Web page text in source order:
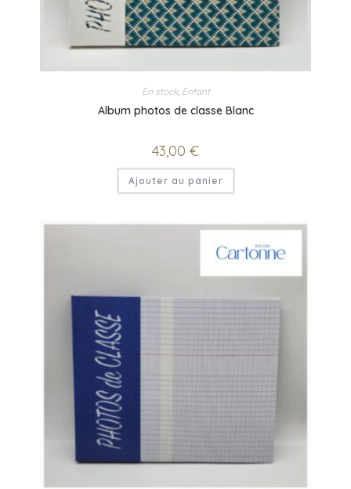
En stock, Enfant
Album photos de classe Blanc
43,00 €
Ajouter au panier